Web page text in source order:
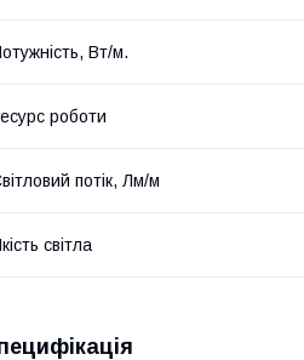
Вт/м.
роботи
потік, Лм/м
світла